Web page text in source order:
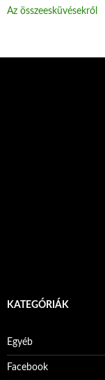
Az összeesküvésekről
KATEGÓRIÁK
Egyéb
Facebook